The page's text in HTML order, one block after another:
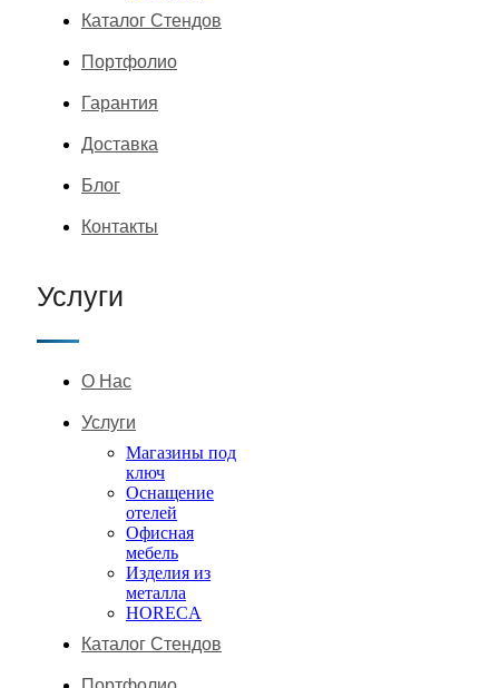
Каталог Стендов
Портфолио
Гарантия
Доставка
Блог
Контакты
Услуги
О Нас
Услуги
Магазины под
ключ
Оснащение
отелей
Офисная
мебель
Изделия из
металла
HORECA
Каталог Стендов